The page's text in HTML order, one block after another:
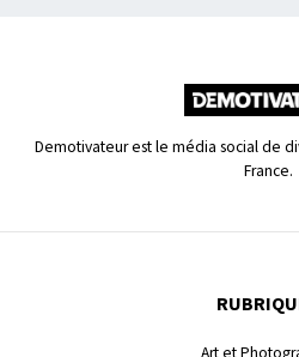
Demotivateur est le média social de
France.